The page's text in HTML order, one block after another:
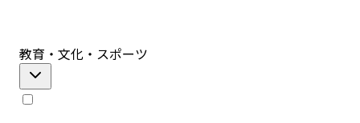
教育・文化・スポーツ